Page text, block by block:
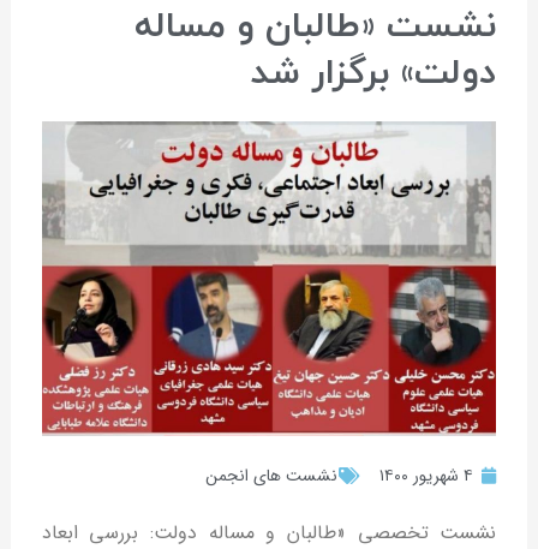
نشست «طالبان و مساله
دولت» برگزار شد
۴ شهریور ۱۴۰۰ نشست های انجمن
نشست تخصصی «طالبان و مساله دولت: بررسی ابعاد